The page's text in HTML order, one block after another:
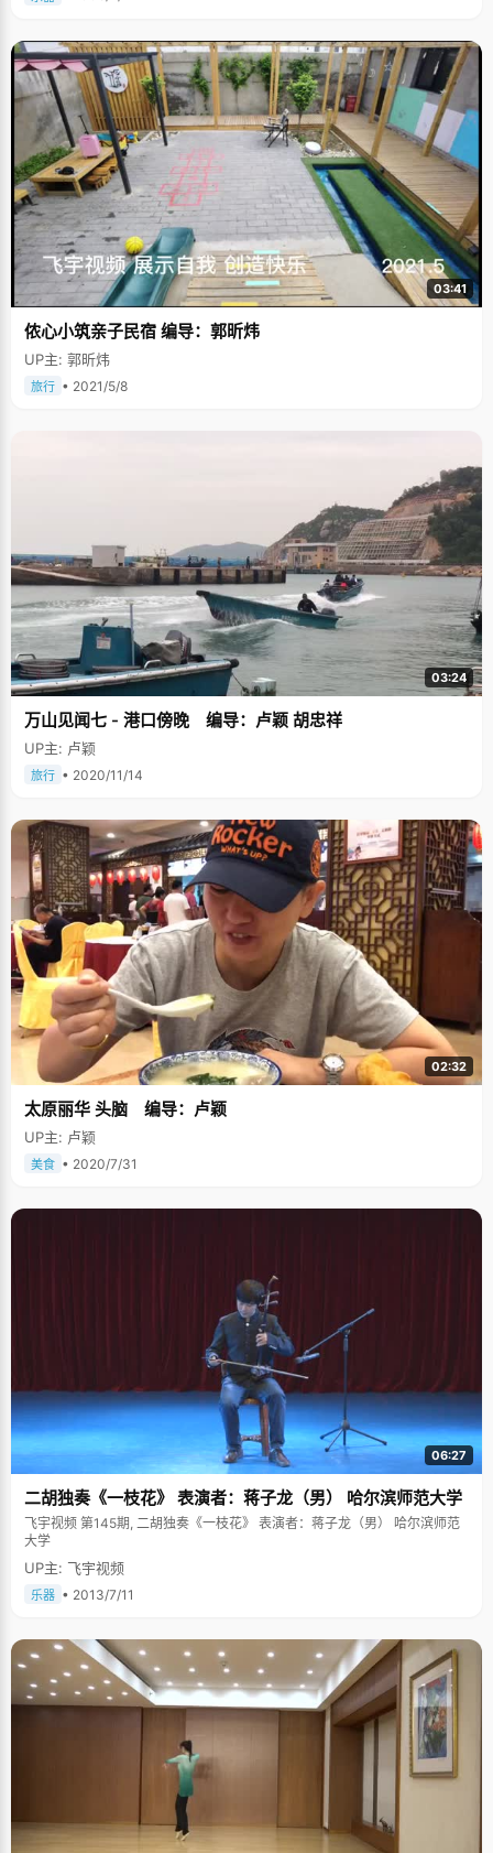
03:41
侬心小筑亲子民宿 编导：郭昕炜
UP主: 郭昕炜
旅行 • 2021/5/8
03:24
万山见闻七 - 港口傍晚 编导：卢颖 胡忠祥
UP主: 卢颖
旅行 • 2020/11/14
02:32
太原丽华 头脑 编导：卢颖
UP主: 卢颖
美食 • 2020/7/31
06:27
二胡独奏《一枝花》 表演者：蒋子龙（男） 哈尔滨师范大学
飞宇视频 第145期, 二胡独奏《一枝花》 表演者：蒋子龙（男） 哈尔滨师范
大学
UP主: 飞宇视频
乐器 • 2013/7/11